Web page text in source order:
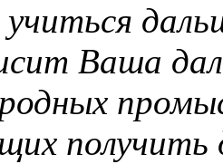
Ваша
получить